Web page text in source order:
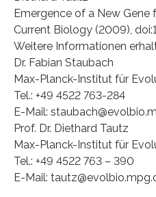
Emergence of a New Gene
Current Biology (2009),
Weitere Informationen
Dr. Fabian Staubach
Max-Planck-Institut für
Tel.: +49 4522 763-284
E-Mail:
Prof. Dr. Diethard Tautz
Max-Planck-Institut für
Tel.: +49 4522 763 – 390
E-Mail: